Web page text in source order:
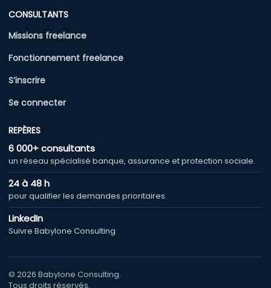
CONSULTANTS
Missions freelance
Fonctionnement freelance
S’inscrire
Se connecter
REPÈRES
6 000+ consultants
un réseau spécialisé banque, assurance et protection sociale.
24 à 48 h
pour qualifier les demandes prioritaires.
LinkedIn
Suivre Babylone Consulting
© 2026 Babylone Consulting.
Tous droits réservés.